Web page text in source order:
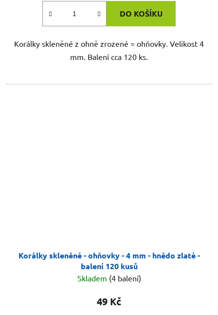
DO KOŠÍKU
Korálky skleněné z ohně zrozené = ohňovky. Velikost 4
mm. Balení cca 120 ks.
Korálky skleněné - ohňovky - 4 mm - hnědo zlaté -
balení 120 kusů
Skladem (4 balení)
49 Kč